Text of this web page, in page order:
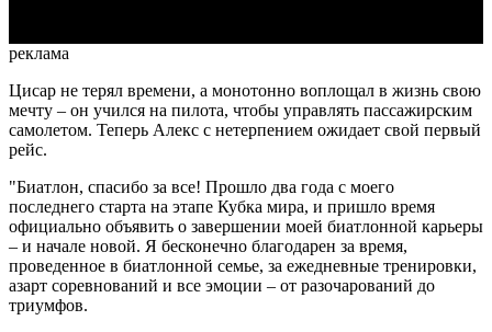
реклама
Цисар не терял времени, а монотонно воплощал в жизнь свою
мечту – он учился на пилота, чтобы управлять пассажирским
самолетом. Теперь Алекс с нетерпением ожидает свой первый
рейс.
"Биатлон, спасибо за все! Прошло два года с моего
последнего старта на этапе Кубка мира, и пришло время
официально объявить о завершении моей биатлонной карьеры
– и начале новой. Я бесконечно благодарен за время,
проведенное в биатлонной семье, за ежедневные тренировки,
азарт соревнований и все эмоции – от разочарований до
триумфов.